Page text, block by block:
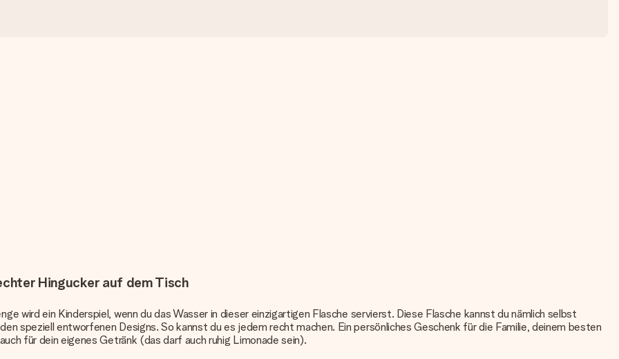
Hingucker auf dem Tisch
wird ein Kinderspiel, wenn du das Wasser in dieser einzigartigen Flasche servierst. Diese Flasche kannst du nämlich selbst
speziell entworfenen Designs. So kannst du es jedem recht machen. Ein persönliches Geschenk für die Familie, deinem besten
für dein eigenes Getränk (das darf auch ruhig Limonade sein).